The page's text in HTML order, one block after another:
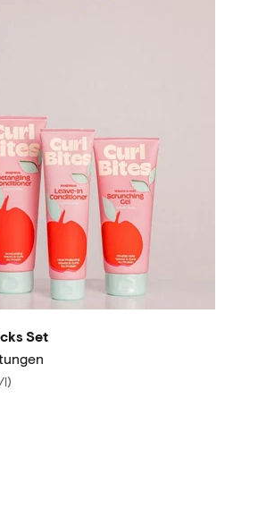
Set
l)